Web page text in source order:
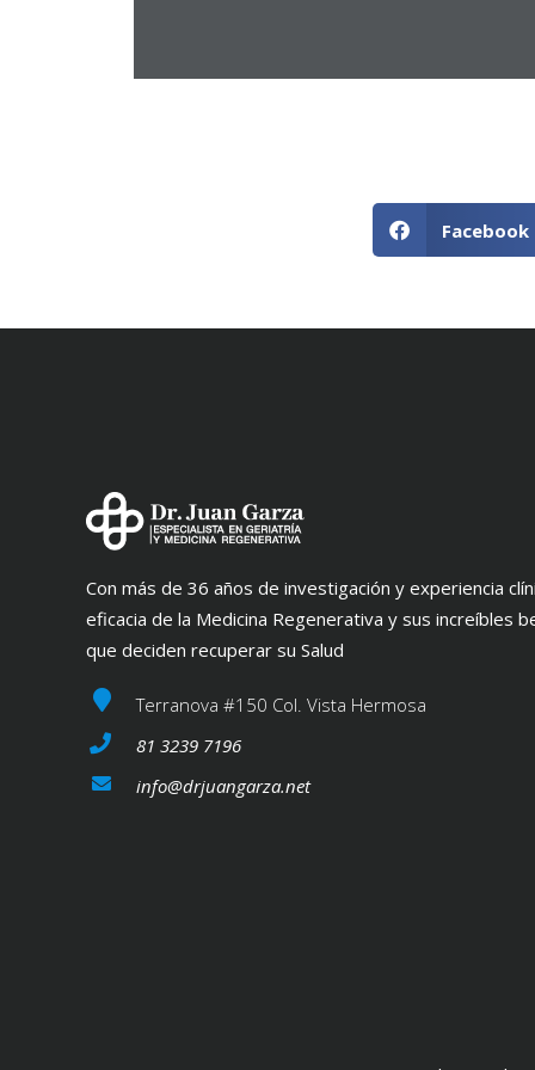
Facebook
Con más de 36 años de investigación y experiencia
eficacia de la Medicina Regenerativa y sus increíbles
que deciden recuperar su Salud
Terranova #150 Col. Vista Hermosa
81 3239 7196
info@drjuangarza.net